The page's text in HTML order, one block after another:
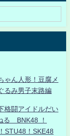
ゃん人形！豆腐メ
るみ男子末路編
闘アイドルだい
る BNK48 ！
STU48！SKE48